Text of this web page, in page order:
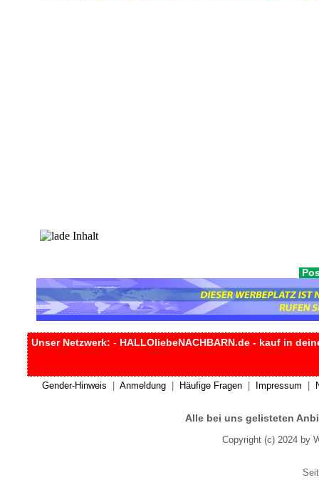
Unser Netzwerk: - HALLOliebeNACHBARN.de - kauf in
Gender-Hinweis Anmeldung| Häufige Fragen| Impressum
Alle bei uns gelisteten
Copyright (c) 2024 by